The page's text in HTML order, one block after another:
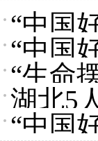
“中国
“中国
“生命
湖北5
“中国